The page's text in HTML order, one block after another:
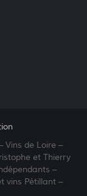
de Loire –
et Thierry
–
vins Pétillant –